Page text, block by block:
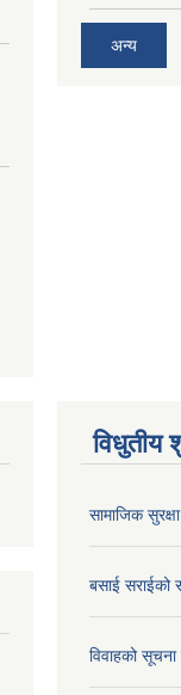
अन्य
विधुतीय
सामाजिक
बसाई सराईको
विवाहको सूचना